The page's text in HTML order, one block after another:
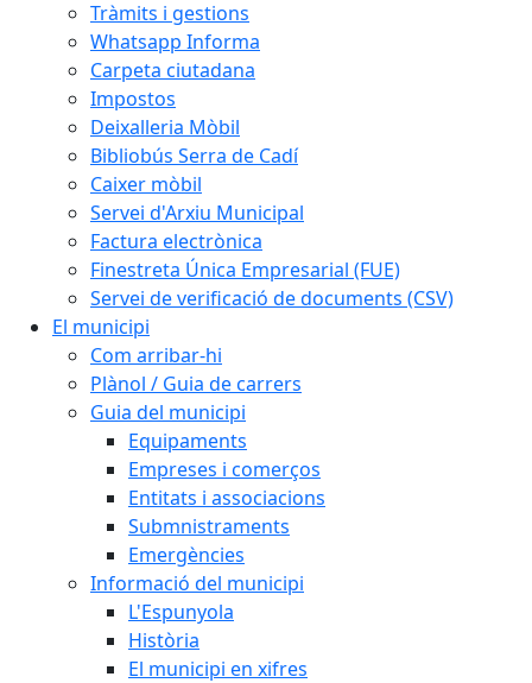
Tràmits i gestions
Whatsapp Informa
Carpeta ciutadana
Impostos
Deixalleria Mòbil
Bibliobús Serra de Cadí
Caixer mòbil
Servei d'Arxiu Municipal
Factura electrònica
Finestreta Única Empresarial (FUE)
Servei de verificació de documents (CSV)
El municipi
Com arribar-hi
Plànol / Guia de carrers
Guia del municipi
Equipaments
Empreses i comerços
Entitats i associacions
Submnistraments
Emergències
Informació del municipi
L'Espunyola
Història
El municipi en xifres